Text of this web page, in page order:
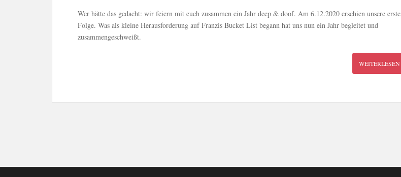
Wer hätte das gedacht: wir feiern mit euch zusammen ein Jahr deep & doof. Am 6.12.2020 erschien unsere erste
Folge. Was als kleine Herausforderung auf Franzis Bucket List begann hat uns nun ein Jahr begleitet und
zusammengeschweißt.
WEITERLESEN